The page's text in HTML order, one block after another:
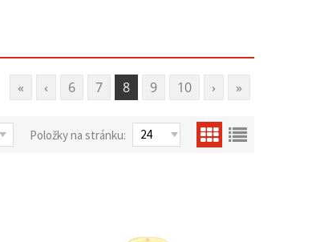
« ‹ 6 7 8 9 10 › »
Položky na stránku: